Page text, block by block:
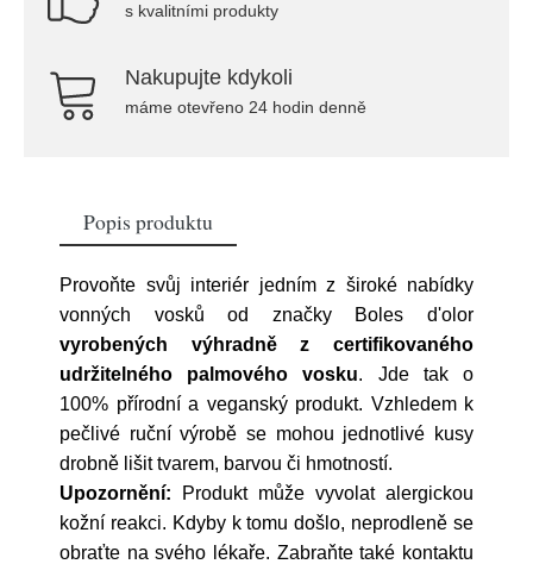
s kvalitními produkty
Nakupujte kdykoli
máme otevřeno 24 hodin denně
Popis produktu
Provoňte svůj interiér jedním z široké nabídky
vonných vosků od značky Boles d'olor
vyrobených výhradně z certifikovaného
udržitelného palmového vosku. Jde tak o
100% přírodní a veganský produkt. Vzhledem k
pečlivé ruční výrobě se mohou jednotlivé kusy
drobně lišit tvarem, barvou či hmotností.
Upozornění: Produkt může vyvolat alergickou
kožní reakci. Kdyby k tomu došlo, neprodleně se
obraťte na svého lékaře. Zabraňte také kontaktu